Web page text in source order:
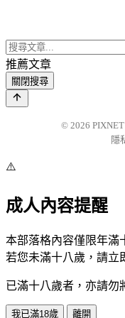
推薦文章
關閉搜尋
© 2026 PIXNET
隱
⚠️
成人內容提醒
本部落格內容僅限年滿
若您未滿十八歲，請立
已滿十八歲者，亦請勿
我已滿18歲 離開